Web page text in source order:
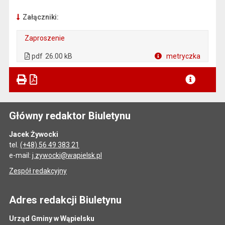
Załączniki:
Zaproszenie
pdf 26.00 kB metryczka
Główny redaktor Biuletynu
Jacek Żywocki
tel. (+48) 56 49 383 21
e-mail: j.zywocki@wapielsk.pl
Zespół redakcyjny
Adres redakcji Biuletynu
Urząd Gminy w Wąpielsku